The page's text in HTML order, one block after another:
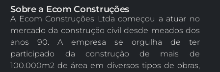
Sobre a Ecom Construções
A Ecom Construções Ltda começou a atuar no
mercado da construção civil desde meados dos
anos 90. A empresa se orgulha de ter
participado da construção de mais de
100.000m2 de área em diversos tipos de obras,